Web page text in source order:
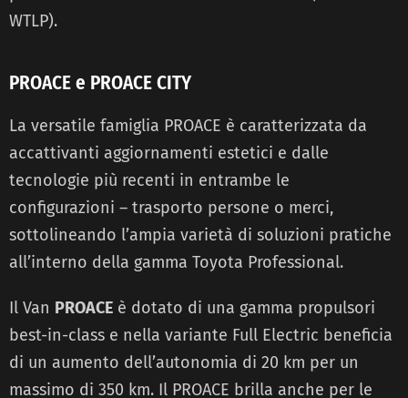
WTLP).
PROACE e PROACE CITY
La versatile famiglia PROACE è caratterizzata da
accattivanti aggiornamenti estetici e dalle
tecnologie più recenti in entrambe le
configurazioni – trasporto persone o merci,
sottolineando l’ampia varietà di soluzioni pratiche
all’interno della gamma Toyota Professional.
Il Van PROACE è dotato di una gamma propulsori
best-in-class e nella variante Full Electric beneficia
di un aumento dell’autonomia di 20 km per un
massimo di 350 km. Il PROACE brilla anche per le